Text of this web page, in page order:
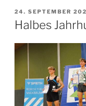
VERÖFFENTLICHT
AM
24. SEPTEMBER
Halbes